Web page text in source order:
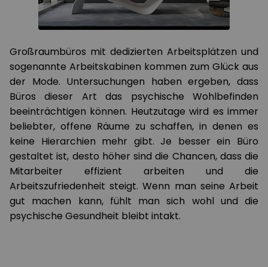
Großraumbüros mit dedizierten Arbeitsplätzen und
sogenannte Arbeitskabinen kommen zum Glück aus
der Mode. Untersuchungen haben ergeben, dass
Büros dieser Art das psychische Wohlbefinden
beeinträchtigen können. Heutzutage wird es immer
beliebter, offene Räume zu schaffen, in denen es
keine Hierarchien mehr gibt. Je besser ein Büro
gestaltet ist, desto höher sind die Chancen, dass die
Mitarbeiter effizient arbeiten und die
Arbeitszufriedenheit steigt. Wenn man seine Arbeit
gut machen kann, fühlt man sich wohl und die
psychische Gesundheit bleibt intakt.